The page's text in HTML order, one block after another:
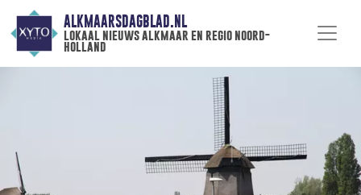
ALKMAARSDAGBLAD.NL
lokaal nieuws alkmaar en regio noord-
holland